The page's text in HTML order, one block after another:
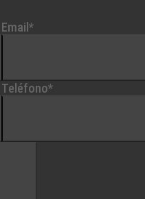
Email*
Teléfono*